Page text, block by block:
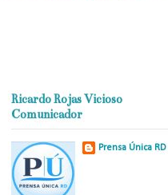
Ricardo Rojas Vicioso
Comunicador
Prensa Única RD